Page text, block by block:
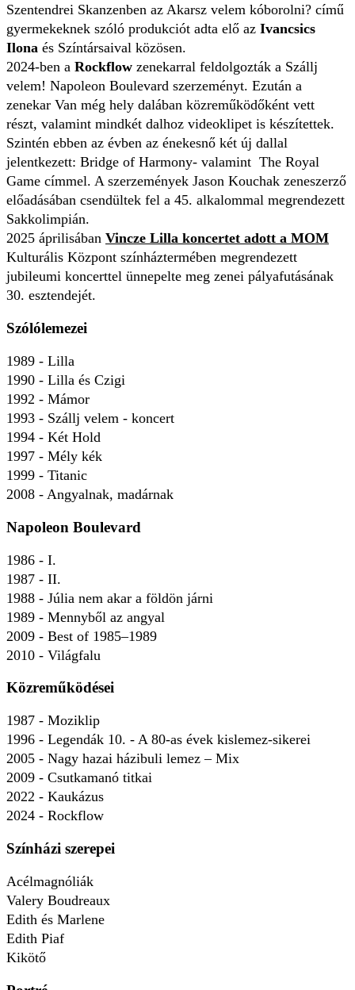
Szentendrei Skanzenben az Akarsz velem kóborolni? című
gyermekeknek szóló produkciót adta elő az Ivancsics
Ilona és Színtársaival közösen.
2024-ben a Rockflow zenekarral feldolgozták a Szállj
velem! Napoleon Boulevard szerzeményt. Ezután a
zenekar Van még hely dalában közreműködőként vett
részt, valamint mindkét dalhoz videoklipet is készítettek.
Szintén ebben az évben az énekesnő két új dallal
jelentkezett: Bridge of Harmony- valamint The Royal
Game címmel. A szerzemények Jason Kouchak zeneszerző
előadásában csendültek fel a 45. alkalommal megrendezett
Sakkolimpián.
2025 áprilisában Vincze Lilla koncertet adott a MOM
Kulturális Központ színháztermében megrendezett
jubileumi koncerttel ünnepelte meg zenei pályafutásának
30. esztendejét.
Szólólemezei
1989 - Lilla
1990 - Lilla és Czigi
1992 - Mámor
1993 - Szállj velem - koncert
1994 - Két Hold
1997 - Mély kék
1999 - Titanic
2008 - Angyalnak, madárnak
Napoleon Boulevard
1986 - I.
1987 - II.
1988 - Júlia nem akar a földön járni
1989 - Mennyből az angyal
2009 - Best of 1985–1989
2010 - Világfalu
Közreműködései
1987 - Moziklip
1996 - Legendák 10. - A 80-as évek kislemez-sikerei
2005 - Nagy hazai házibuli lemez – Mix
2009 - Csutkamanó titkai
2022 - Kaukázus
2024 - Rockflow
Színházi szerepei
Acélmagnóliák
Valery Boudreaux
Edith és Marlene
Edith Piaf
Kikötő